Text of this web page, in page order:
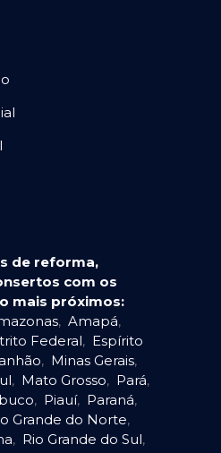
de reforma,
com os
mais próximos:
, Amapá,
Federal, Espírito
, Minas Gerais,
, Mato Grosso, Pará,
, Piauí, Paraná,
Grande do Norte,
, Rio Grande do Sul,